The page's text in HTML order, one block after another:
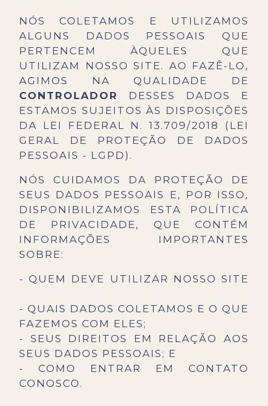
NÓS COLETAMOS E UTILIZAMOS
ALGUNS DADOS PESSOAIS QUE
PERTENCEM ÀQUELES QUE
UTILIZAM NOSSO SITE. AO FAZÊ-LO,
AGIMOS NA QUALIDADE DE
CONTROLADOR
DESSES DADOS E
ESTAMOS SUJEITOS ÀS DISPOSIÇÕES
DA LEI FEDERAL N. 13.709/2018 (LEI
GERAL DE PROTEÇÃO DE DADOS
PESSOAIS - LGPD).
NÓS CUIDAMOS DA PROTEÇÃO DE
SEUS DADOS PESSOAIS E, POR ISSO,
DISPONIBILIZAMOS ESTA POLÍTICA
DE PRIVACIDADE, QUE CONTÉM
INFORMAÇÕES IMPORTANTES
SOBRE:
- QUEM DEVE UTILIZAR NOSSO SITE
- QUAIS DADOS COLETAMOS E O QUE
FAZEMOS COM ELES;
- SEUS DIREITOS EM RELAÇÃO AOS
SEUS DADOS PESSOAIS; E
- COMO ENTRAR EM CONTATO
CONOSCO.